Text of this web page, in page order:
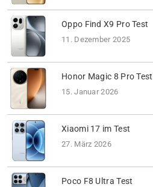
Oppo Find X9 Pro Test
11. Dezember 2025
Honor Magic 8 Pro Test
15. Januar 2026
Xiaomi 17 im Test
27. März 2026
Poco F8 Ultra Test